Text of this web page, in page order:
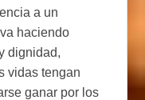
a un
haciendo
dignidad,
vidas tengan
ganar por los